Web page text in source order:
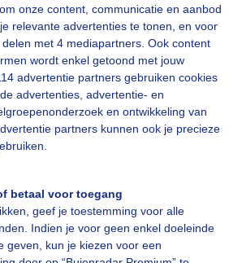
onze content, communicatie en aanbod
relevante advertenties te tonen, en voor
met 4 mediapartners. Ook content
wordt enkel getoond met jouw
advertentie partners gebruiken cookies
advertenties, advertentie- en
en ontwikkeling van
partners kunnen ook je precieze
betaal voor toegang
geef je toestemming voor alle
Indien je voor geen enkel doeleinde
geven, kun je kiezen voor een